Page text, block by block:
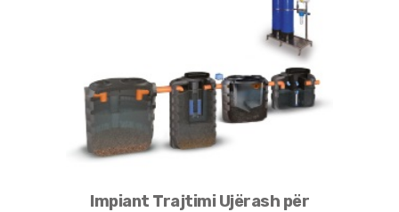
Impiant Trajtimi Ujërash për